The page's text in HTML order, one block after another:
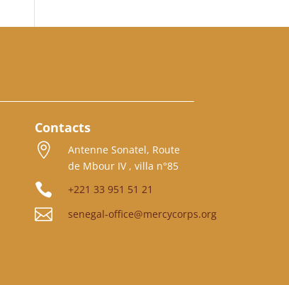
Contacts

Antenne Sonatel, Route
de Mbour IV , villa n°85
 +221 33 951 51 21
 senegal-office@mercycorps.org